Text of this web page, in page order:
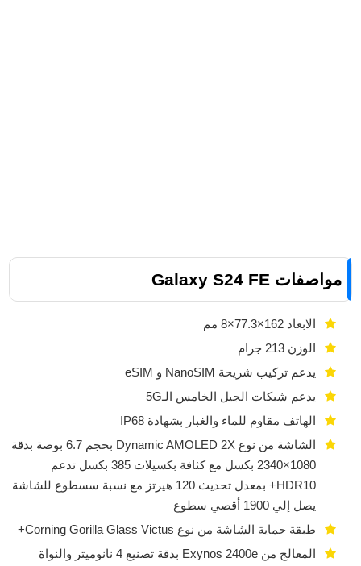
مواصفات Galaxy S24 FE
الابعاد 162×77.3×8 مم
الوزن 213 جرام
يدعم تركيب شريحة NanoSIM و eSIM
يدعم شبكات الجيل الخامس الـ5G
الهاتف مقاوم للماء والغبار بشهادة IP68
الشاشة من نوع Dynamic AMOLED 2X بحجم 6.7 بوصة بدقة
1080×2340 بكسل مع كثافة بكسيلات 385 بكسل تدعم
HDR10+ بمعدل تحديث 120 هيرتز مع نسبة سسطوع للشاشة
يصل إلي 1900 أقصي سطوع
طبقة حماية الشاشة من نوع Corning Gorilla Glass Victus+
المعالج من Exynos 2400e بدقة تصنيع 4 نانوميتر والنواة